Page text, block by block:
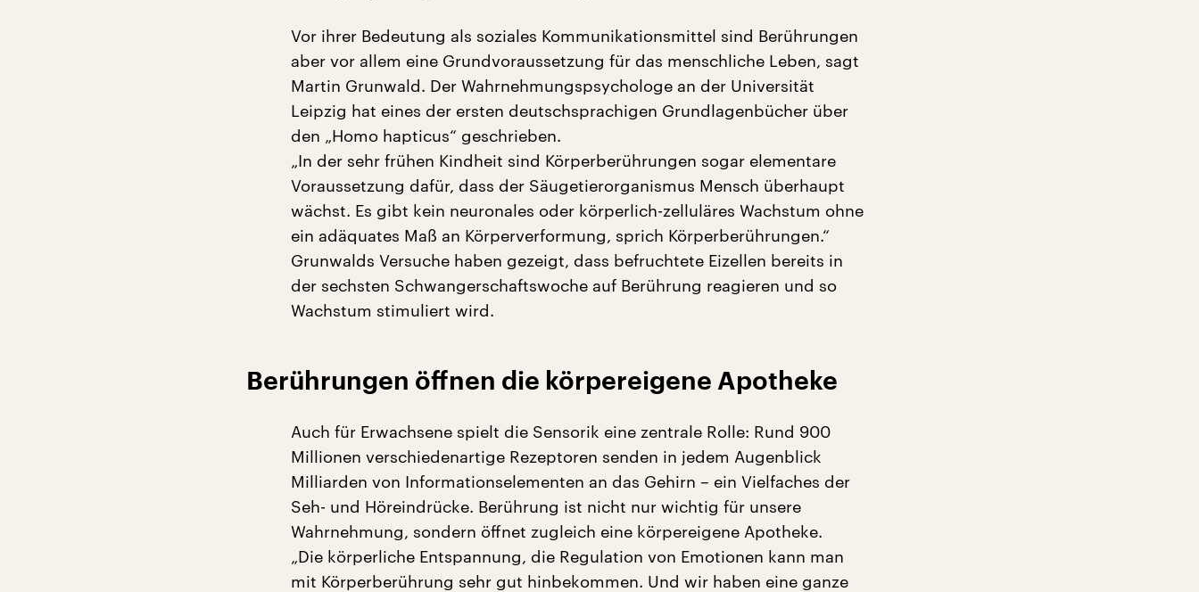
Vor ihrer Bedeutung als soziales Kommunikationsmittel sind Berührungen
aber vor allem eine Grundvoraussetzung für das menschliche Leben, sagt
Martin Grunwald. Der Wahrnehmungspsychologe an der Universität
Leipzig hat eines der ersten deutschsprachigen Grundlagenbücher über
den „Homo hapticus“ geschrieben.
„In der sehr frühen Kindheit sind Körperberührungen sogar elementare
Voraussetzung dafür, dass der Säugetierorganismus Mensch überhaupt
wächst. Es gibt kein neuronales oder körperlich-zelluläres Wachstum ohne
ein adäquates Maß an Körperverformung, sprich Körperberührungen.“
Grunwalds Versuche haben gezeigt, dass befruchtete Eizellen bereits in
der sechsten Schwangerschaftswoche auf Berührung reagieren und so
Wachstum stimuliert wird.
Berührungen öffnen die körpereigene Apotheke
Auch für Erwachsene spielt die Sensorik eine zentrale Rolle: Rund 900
Millionen verschiedenartige Rezeptoren senden in jedem Augenblick
Milliarden von Informationselementen an das Gehirn – ein Vielfaches der
Seh- und Höreindrücke. Berührung ist nicht nur wichtig für unsere
Wahrnehmung, sondern öffnet zugleich eine körpereigene Apotheke.
„Die körperliche Entspannung, die Regulation von Emotionen kann man
mit Körperberührung sehr gut hinbekommen. Und wir haben eine ganze